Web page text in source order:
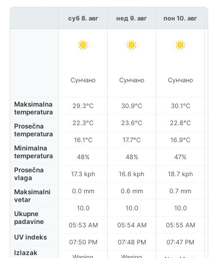
Maksimalna
temperatura
Prosečna
temperatura
Minimalna
temperatura
Prosečna
vlaga
Maksimalni
vetar
Ukupne
padavine
UV indeks
Izlazak
суб 8. авг
Сунчано
29.3°C
22.3°C
16.1°C
48%
17.3 kph
0.0 mm
10.0
05:53 AM
07:50 PM
нед 9. авг
Сунчано
30.9°C
23.6°C
17.7°C
48%
16.6 kph
0.6 mm
10.0
05:54 AM
07:48 PM
пон 10. авг
Сунчано
30.1°C
22.8°C
16.9°C
47%
18.7 kph
0.7 mm
10.0
05:55 AM
07:47 PM